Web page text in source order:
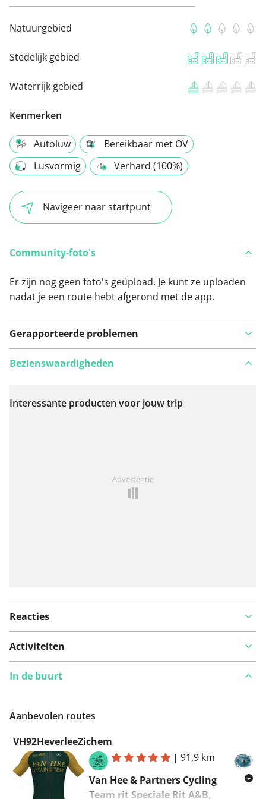
Natuurgebied
Stedelijk gebied
Waterrijk gebied
Kenmerken
Autoluw
Bereikbaar met OV
Lusvormig
Verhard (100%)
Navigeer naar startpunt
Community-foto's
Er zijn nog geen foto's geüpload. Je kunt ze uploaden
nadat je een route hebt afgerond met de app.
Gerapporteerde problemen
Bekijk op kaart
Bezienswaardigheden
Interessante producten voor jouw trip
Advertentie
Reacties
Activiteiten
In de buurt
Aanbevolen routes
VH92HeverleeZichem
|91,9 km
Van Hee & Partners Cycling
Team rit Speciale Rit A&B,